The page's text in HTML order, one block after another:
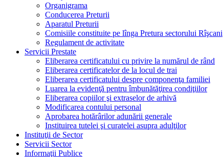
Organigrama
Conducerea Preturii
Aparatul Preturii
Comisiile constituite pe lînga Pretura sectorului Rîşcani
Regulament de activitate
Servicii Prestate
Eliberarea certificatului cu privire la numărul de rând
Eliberarea certificatelor de la locul de trai
Eliberarea certificatului despre componenţa familiei
Luarea la evidenţă pentru îmbunătăţirea condiţiilor
Eliberarea copiilor şi extraselor de arhivă
Modificarea contului personal
Aprobarea hotărârilor adunării generale
Instituirea tutelei şi curatelei asupra adulţilor
Instituţii de Sector
Servicii Sector
Informaţii Publice